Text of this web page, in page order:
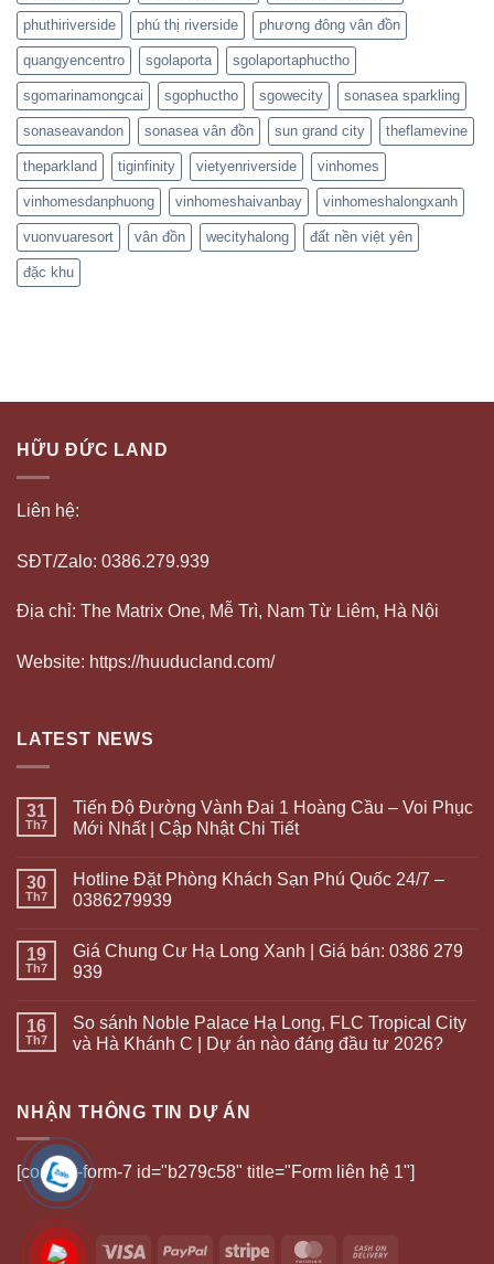
phuthiriverside phú thị riverside phương đông vân đồn
quangyencentro sgolaporta sgolaportaphuctho
sgomarinamongcai sgophuctho sgowecity sonasea sparkling
sonaseavandon sonasea vân đồn sun grand city theflamevine
theparkland tiginfinity vietyenriverside vinhomes
vinhomesdanphuong vinhomeshaivanbay vinhomeshalongxanh
vuonvuaresort vân đồn wecityhalong đất nền việt yên
đặc khu
HỮU ĐỨC LAND
Liên hệ:
SĐT/Zalo: 0386.279.939
Địa chỉ: The Matrix One, Mễ Trì, Nam Từ Liêm, Hà Nội
Website: https://huuducland.com/
LATEST NEWS
31
Th7
Tiến Độ Đường Vành Đai 1 Hoàng Cầu – Voi Phục
Mới Nhất | Cập Nhật Chi Tiết
30
Th7
Hotline Đặt Phòng Khách Sạn Phú Quốc 24/7 –
0386279939
19
Th7
Giá Chung Cư Hạ Long Xanh | Giá bán: 0386 279
939
16
Th7
So sánh Noble Palace Hạ Long, FLC Tropical City
và Hà Khánh C | Dự án nào đáng đầu tư 2026?
NHẬN THÔNG TIN DỰ ÁN
[contact-form-7 id="b279c58" title="Form liên hệ 1"]